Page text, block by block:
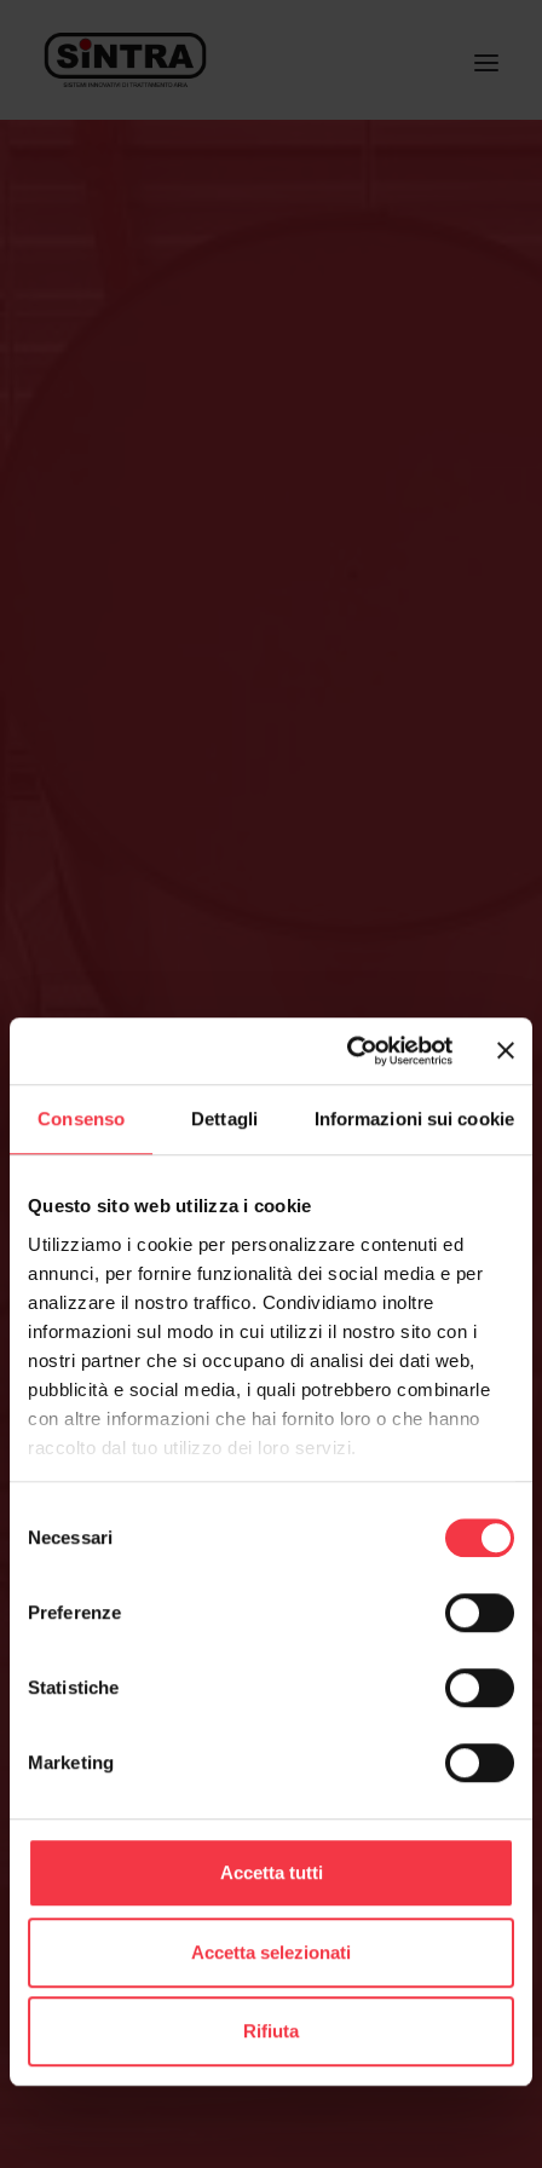
Consenso Dettagli Informazioni sui cookie
Questo sito web utilizza i cookie
Utilizziamo i cookie per personalizzare contenuti ed
annunci, per fornire funzionalità dei social media e per
analizzare il nostro traffico. Condividiamo inoltre
informazioni sul modo in cui utilizzi il nostro sito con i
nostri partner che si occupano di analisi dei dati web,
pubblicità e social media, i quali potrebbero combinarle
con altre informazioni che hai fornito loro o che hanno
raccolto dal tuo utilizzo dei loro servizi.
delNecessari
Preferenze
Statistiche
Marketing
Accetta tutti
Accetta selezionati
Rifiuta
404
Page not found
La pagina che stai cercando al momento